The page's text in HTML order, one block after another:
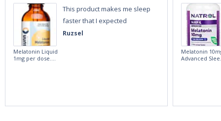
Ruzsel
This product makes me sleep
faster that I expected
Melatonin Liquid
1mg per dose.
Melatonin
Advanced